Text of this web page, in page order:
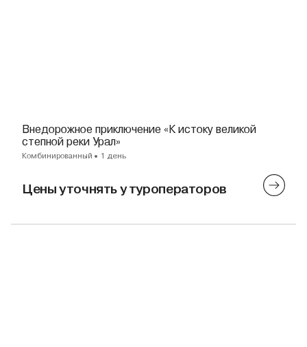
Внедорожное приключение «К истоку великой
степной реки Урал»
Комбинированный 1 день
Цены уточнять у туроператоров